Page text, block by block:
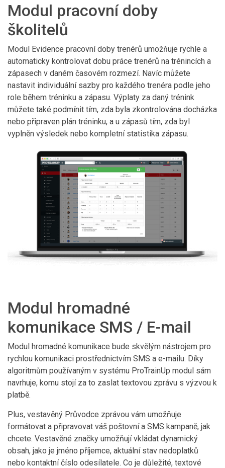
Modul pracovní doby
školitelů
Modul Evidence pracovní doby trenérů umožňuje rychle a
automaticky kontrolovat dobu práce trenérů na trénincích a
zápasech v daném časovém rozmezí. Navíc můžete
nastavit individuální sazby pro každého trenéra podle jeho
role během tréninku a zápasu. Výplaty za daný trénink
můžete také podmínit tím, zda byla zkontrolována docházka
nebo připraven plán tréninku, a u zápasů tím, zda byl
vyplněn výsledek nebo kompletní statistika zápasu.
Modul hromadné
komunikace SMS / E-mail
Modul hromadné komunikace bude skvělým nástrojem pro
rychlou komunikaci prostřednictvím SMS a e-mailu. Díky
algoritmům používaným v systému ProTrainUp modul sám
navrhuje, komu stojí za to zaslat textovou zprávu s výzvou k
platbě.
Plus, vestavěný Průvodce zprávou vám umožňuje
formátovat a připravovat váš poštovní a SMS kampaně, jak
chcete. Vestavěné značky umožňují vkládat dynamický
obsah, jako je jméno příjemce, aktuální stav nedoplatků
nebo kontaktní číslo odesílatele. Co je důležité, textové